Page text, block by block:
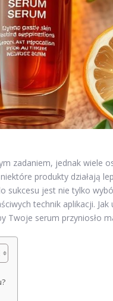
zadaniem, jednak wiele
produkty działają
sukcesu jest nie tylko
technik aplikacji.
Twoje serum przyniosło